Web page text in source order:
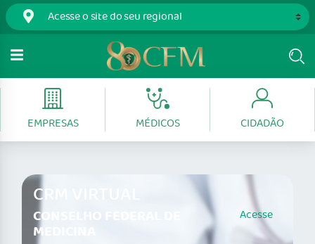
EMPRESAS MÉDICOS CIDADÃO
CRM VIRTUAL
CONSELHO FEDERAL DE
MEDICINA
Acesse